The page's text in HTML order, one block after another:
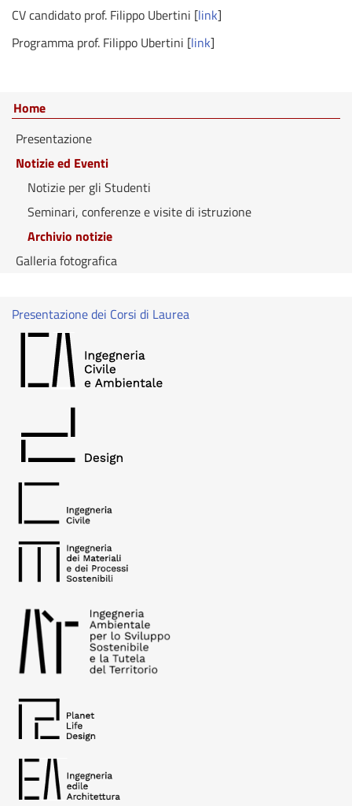
CV candidato prof. Filippo Ubertini [link]
Programma prof. Filippo Ubertini [link]
Home
Presentazione
Notizie ed Eventi
Notizie per gli Studenti
Seminari, conferenze e visite di istruzione
Archivio notizie
Galleria fotografica
Presentazione dei Corsi di Laurea